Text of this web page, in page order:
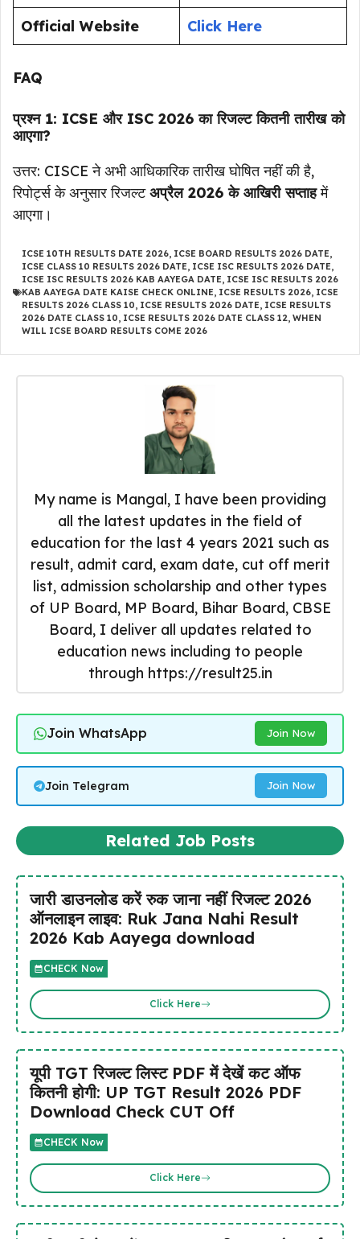
Official Website Click Here
FAQ
प्रश्न 1: ICSE और ISC 2026 का रिजल्ट कितनी तारीख को
आएगा?
उत्तर: CISCE ने अभी आधिकारिक तारीख घोषित नहीं की है,
रिपोर्ट्स के अनुसार रिजल्टअप्रैल 2026 के आखिरी सप्ताहमें
आएगा।
ICSE 10TH RESULTS DATE 2026, ICSE BOARD RESULTS 2026 DATE,
ICSE CLASS 10 RESULTS 2026 DATE, ICSE ISC RESULTS 2026 DATE,
ICSE ISC RESULTS 2026 KAB AAYEGA DATE, ICSE ISC RESULTS 2026
KAB AAYEGA DATE KAISE CHECK ONLINE, ICSE RESULTS 2026, ICSE
RESULTS 2026 CLASS 10, ICSE RESULTS 2026 DATE, ICSE RESULTS
2026 DATE CLASS 10, ICSE RESULTS 2026 DATE CLASS 12, WHEN
WILL ICSE BOARD RESULTS COME 2026
My name is Mangal, I have been providing
all the latest updates in the field of
education for the last 4 years 2021 such as
result, admit card, exam date, cut off merit
list, admission scholarship and other types
of UP Board, MP Board, Bihar Board, CBSE
Board, I deliver all updates related to
education news including to people
through https://result25.in
Join WhatsApp Join Now
Join Telegram Join Now
Related Job Posts
जारी डाउनलोड करें रुक जाना नहीं रिजल्ट 2026
ऑनलाइन लाइव: Ruk Jana Nahi Result
2026 Kab Aayega download
CHECK Now
Click Here
यूपी TGT रिजल्ट लिस्ट PDF में देखें कट ऑफ
कितनी होगी: UP TGT Result 2026 PDF
Download Check CUT Off
CHECK Now
Click Here